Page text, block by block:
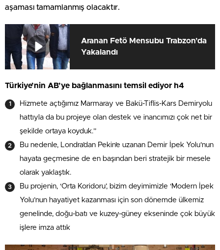
aşaması tamamlanmış olacaktır.
Aranan Fetö Mensubu Trabzon’da
Yakalandı
Türkiye’nin AB’ye bağlanmasını temsil ediyor h4
Hizmete açtığımız Marmaray ve Bakü-Tiflis-Kars Demiryolu
hattıyla da bu projeye olan destek ve inancımızı çok net bir
şekilde ortaya koyduk.”
Bu nedenle, Londra’dan Pekin’e uzanan Demir İpek Yolu’nun
hayata geçmesine de en başından beri stratejik bir mesele
olarak yaklaştık.
Bu projenin, ‘Orta Koridoru’, bizim deyimimizle ‘Modern İpek
Yolu’nun hayatiyet kazanması için son dönemde ülkemiz
genelinde, doğu-batı ve kuzey-güney ekseninde çok büyük
işlere imza attık